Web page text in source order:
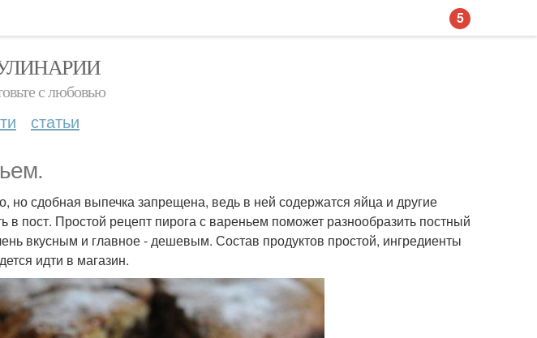
с любовью
статьи
но сдобная выпечка запрещена, ведь в ней содержатся яйца и другие
в пост. Простой рецепт пирога с вареньем поможет разнообразить постный
вкусным и главное - дешевым. Состав продуктов простой, ингредиенты
идти в магазин.
5